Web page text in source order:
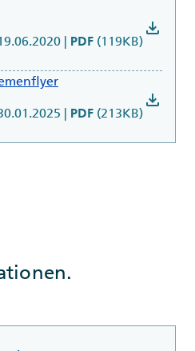
| PDF (119KB)
download
| PDF (213KB)
download